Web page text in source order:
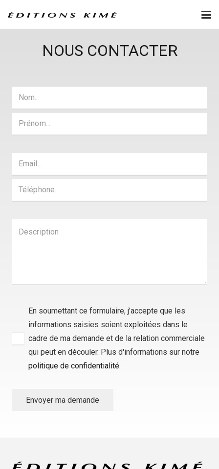
NOUS CONTACTER
En soumettant ce formulaire, j’accepte que les
informations saisies soient exploitées dans le
cadre de ma demande et de la relation commerciale
qui peut en découler. Plus d'informations sur notre
politique de confidentialité.